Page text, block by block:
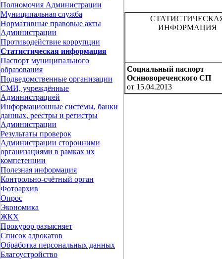
Полномочия Администрации
Муниципальная служба
Нормативные правовые акты
Администрации
Противодействие коррупции
Статистическая информация
Паспорт муниципального
образования
Подведомственные организации
СМИ, учреждённые
Администрацией
Информационные системы, банки
данных, реестры и регистры
Администрации
Результаты проверок
Администрации сторонними
организациями в рамках их
компетенции
Полезная информация
Контрольно-счётный орган
Фотоархив
Опрос
Экономика
ЖКХ
Прокурор разъясняет
Список адвокатов
Обработка персональных данных
Благоустройство
ИНФОРМАЦИЯ
Социальный паспорт
Осиновореченского СП
от 15.04.2013